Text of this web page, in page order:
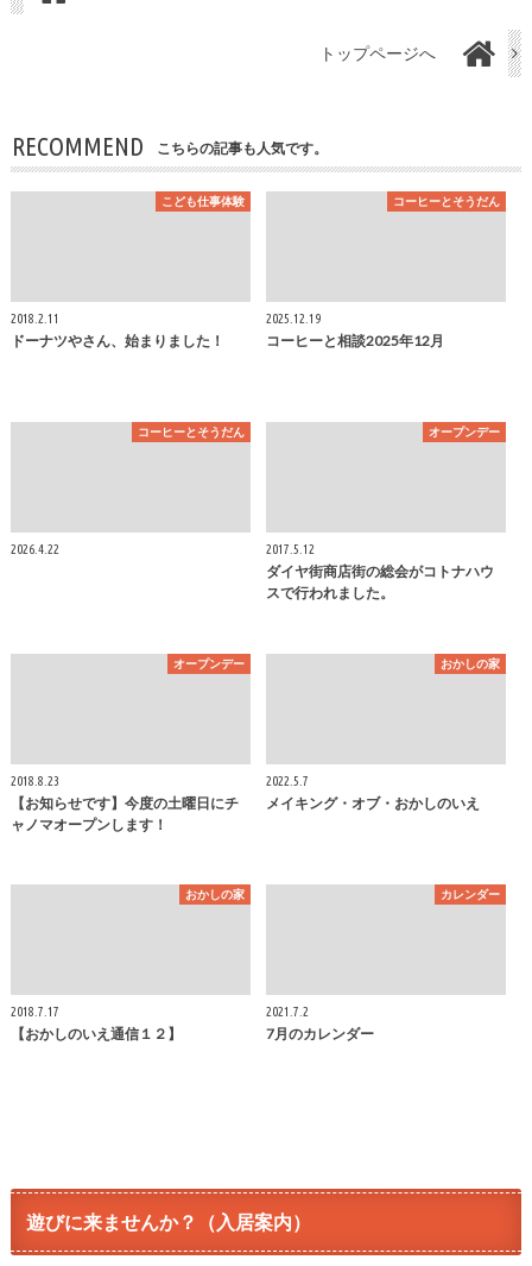
トップページへ
RECOMMEND こちらの記事も人気です。
こども仕事体験
2018.2.11
ドーナツやさん、始まりました！
コーヒーとそうだん
2025.12.19
コーヒーと相談2025年12月
コーヒーとそうだん
2026.4.22
オープンデー
2017.5.12
ダイヤ街商店街の総会がコトナハウ
スで行われました。
オープンデー
2018.8.23
【お知らせです】今度の土曜日にチ
ャノマオープンします！
おかしの家
2022.5.7
メイキング・オブ・おかしのいえ
おかしの家
2018.7.17
【おかしのいえ通信１２】
カレンダー
2021.7.2
7月のカレンダー
遊びに来ませんか？（入居案内）